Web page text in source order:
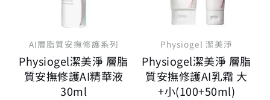
AI層脂質安撫修護系列
Physiogel潔美淨 層脂
質安撫修護AI精華液
30ml
Physiogel 潔美淨
Physiogel潔美淨 層脂
質安撫修護AI乳霜 大
+小(100+50ml)